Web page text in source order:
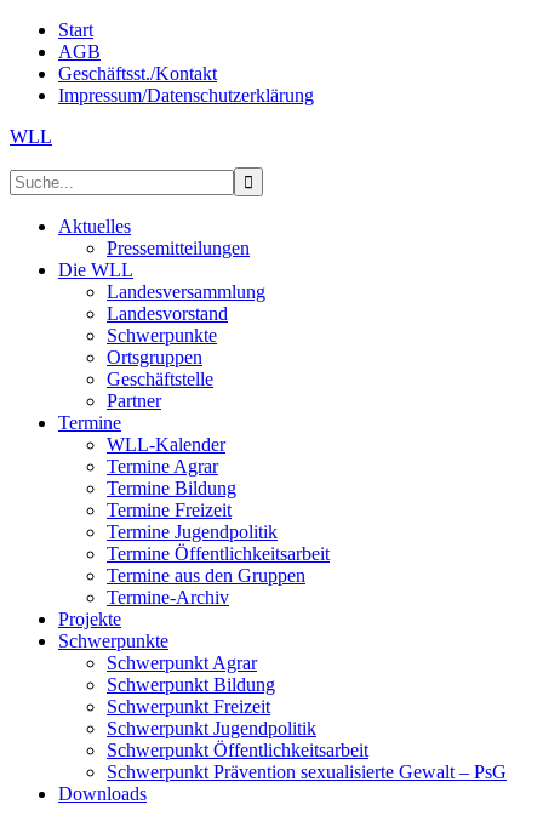
Start
AGB
Geschäftsst./Kontakt
Impressum/Datenschutzerklärung
WLL
Aktuelles
Pressemitteilungen
Die WLL
Landesversammlung
Landesvorstand
Schwerpunkte
Ortsgruppen
Geschäftstelle
Partner
Termine
WLL-Kalender
Termine Agrar
Termine Bildung
Termine Freizeit
Termine Jugendpolitik
Termine Öffentlichkeitsarbeit
Termine aus den Gruppen
Termine-Archiv
Projekte
Schwerpunkte
Schwerpunkt Agrar
Schwerpunkt Bildung
Schwerpunkt Freizeit
Schwerpunkt Jugendpolitik
Schwerpunkt Öffentlichkeitsarbeit
Schwerpunkt Prävention sexualisierte Gewalt – PsG
Downloads